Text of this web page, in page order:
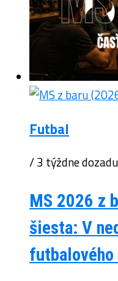
Futbal
/ 3 týždne dozadu
MS 2026 z
šiesta: V